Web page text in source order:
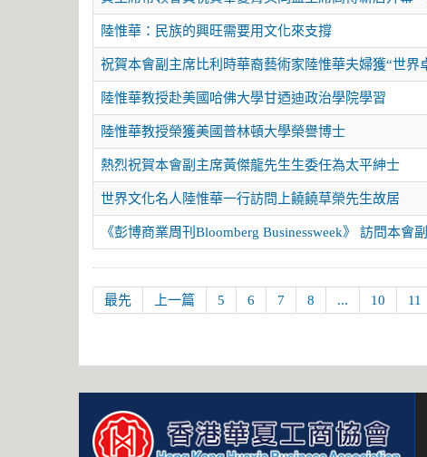
陸惟華：民族的興旺需要用文化來支撐
祝賀本會副主席比利時華裔藝術家陸惟華夫婦獲“世界
陸惟華教授赴美國哈佛大學甘迺迪政治學院學習
陸惟華教授榮獲美國普林頓大學榮譽博士
熱烈祝賀本會副主席黃傑龍先生生委任為太平紳士
世界文化名人陸惟華一行訪問上饒饒草榮先生故居
《彭博商業周刊Bloomberg Businessweek》 訪問本會
最先 上一篇 5 6 7 8 ... 10 11